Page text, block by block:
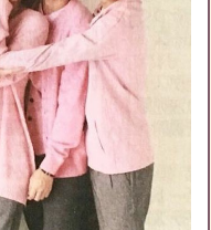
2020年12月(1)